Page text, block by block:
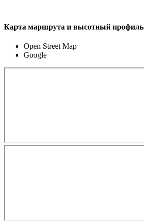
Карта маршрута и высотный профиль
Open Street Map
Google